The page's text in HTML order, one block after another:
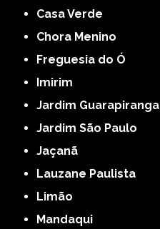
Casa Verde
Chora Menino
Freguesia do Ó
Imirim
Jardim Guarapiranga
Jardim São Paulo
Jaçanã
Lauzane Paulista
Limão
Mandaqui